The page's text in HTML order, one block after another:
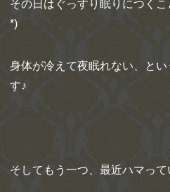
その日はぐっすり眠りにつく
*)
身体が冷えて夜眠れない、と
す♪
そしてもう一つ、最近ハマって